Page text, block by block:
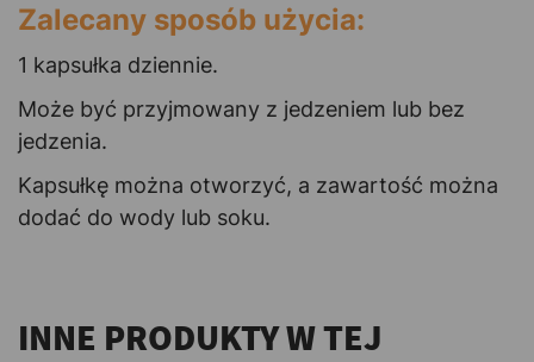
Zalecany sposób użycia:
1 kapsułka dziennie.
Może być przyjmowany z jedzeniem lub bez
jedzenia.
Kapsułkę można otworzyć, a zawartość można
dodać do wody lub soku.
INNE PRODUKTY W TEJ